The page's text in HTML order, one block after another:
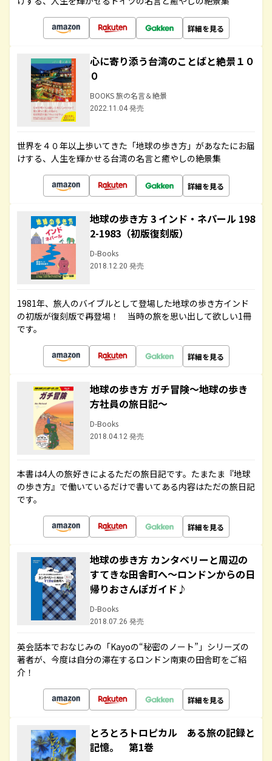
詳細を見る
心に寄り添う台湾のことばと絶景１０
０
BOOKS 旅の名言＆絶景
2022.11.04 発売
世界を４０年以上歩いてきた「地球の歩き方」があなたにお届
けする、人生を輝かせる台湾の名言と癒やしの絶景集
詳細を見る
地球の歩き方 3 インド・ネパール 198
2-1983（初版復刻版）
D-Books
2018.12.20 発売
1981年、旅人のバイブルとして登場した地球の歩き方インド
の初版が復刻版で再登場！ 当時の旅を思い出して欲しい1冊
です。
詳細を見る
地球の歩き方 ガチ冒険～地球の歩き
方社員の旅日記～
D-Books
2018.04.12 発売
本書は4人の旅好きによるただの旅日記です。たまたま『地球
の歩き方』で働いているだけで書いてある内容はただの旅日記
です。
詳細を見る
地球の歩き方 カンタベリーと周辺の
すてきな田舎町へ～ロンドンからの日
帰りおさんぽガイド♪
D-Books
2018.07.26 発売
英会話本でおなじみの「Kayoの“秘密のノート”」シリーズの
著者が、今度は自分の滞在するロンドン南東の田舎町をご紹
介！
詳細を見る
とろとろトロピカル ある旅の記録と
記憶。 第1巻